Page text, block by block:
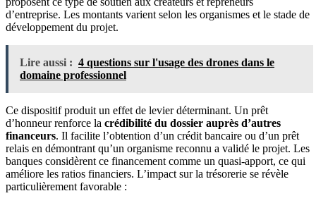
d’entreprise. Les montants varient selon les organismes et le stade de
développement du projet.
Lire aussi : 4 questions sur l'usage des drones dans le
domaine professionnel
Ce dispositif produit un effet de levier déterminant. Un prêt
d’honneur renforce la crédibilité du dossier auprès d’autres
financeurs. Il facilite l’obtention d’un crédit bancaire ou d’un prêt
relais en démontrant qu’un organisme reconnu a validé le projet. Les
banques considèrent ce financement comme un quasi-apport, ce qui
améliore les ratios financiers. L’impact sur la trésorerie se révèle
particulièrement favorable :